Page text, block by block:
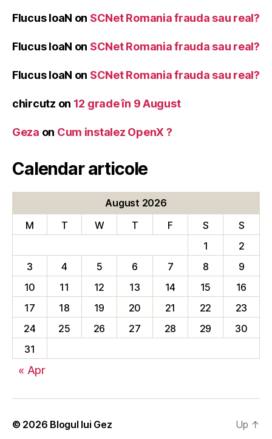
Flucus IoaN on SCNet Romania frauda sau real?
Flucus IoaN on SCNet Romania frauda sau real?
Flucus IoaN on SCNet Romania frauda sau real?
chircutz on 12 grade în 9 August
Geza on Cum instalez OpenX ?
Calendar articole
August 2026
M
T W T F S
S
1
2
3
4 5 6 7 8
9
10
11 12 13 14 15
16
17
18 19 20 21 22
23
24
25 26 27 28 29
30
31
« Apr
© 2026 Blogul lui Gez Up ↑